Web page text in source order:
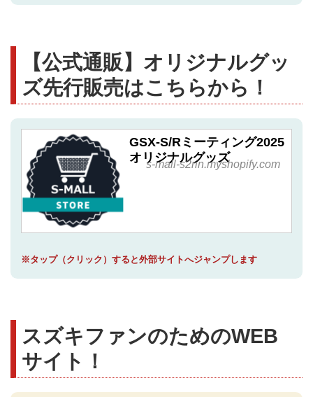
【公式通販】オリジナルグッ
ズ先行販売はこちらから！
GSX-S/Rミーティング2025
オリジナルグッズ
s-mall-s2rin.myshopify.com
※タップ（クリック）すると外部サイトへジャンプします
スズキファンのためのWEB
サイト！